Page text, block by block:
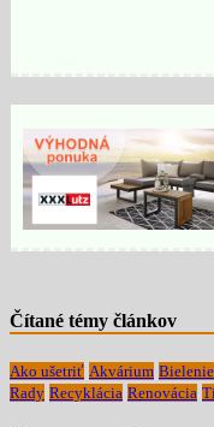
Čítané témy článkov
Ako ušetriť Akvárium Bielenie
Rady Recyklácia Renovácia